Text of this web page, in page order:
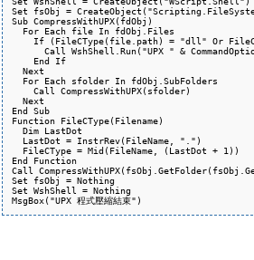
Set fsObj =
Sub CompressWithUPX(fdObj)
  For Each file In fdObj.Files
If (FileCType(file.path) = "dll" Or
Call WshShell.Run("UPX " &
    End If
  Next
  For Each sfolder In fdObj.SubFolders
    Call CompressWithUPX(sfolder)
  Next
End Sub
Function FileCType(Filename)
  Dim LastDot
  LastDot = InstrRev(FileName, ".")
  FileCType = Mid(FileName, (LastDot + 1))
End Function
Call
Set fsObj = Nothing
Set WshShell = Nothing